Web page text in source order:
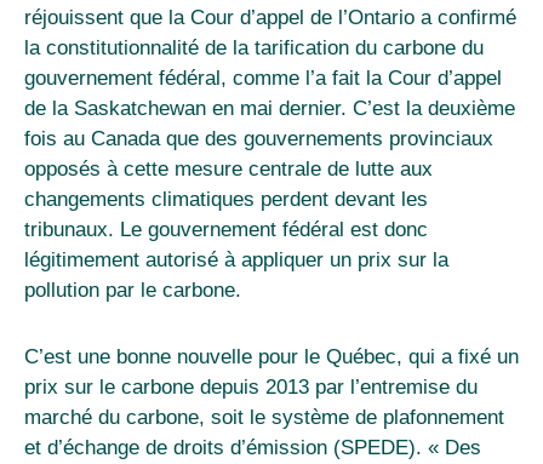
réjouissent que la Cour d’appel de l’Ontario a confirmé
la constitutionnalité de la tarification du carbone du
gouvernement fédéral, comme l’a fait la Cour d’appel
de la Saskatchewan en mai dernier. C’est la deuxième
fois au Canada que des gouvernements provinciaux
opposés à cette mesure centrale de lutte aux
changements climatiques perdent devant les
tribunaux. Le gouvernement fédéral est donc
légitimement autorisé à appliquer un prix sur la
pollution par le carbone.
C’est une bonne nouvelle pour le Québec, qui a fixé un
prix sur le carbone depuis 2013 par l’entremise du
marché du carbone, soit le système de plafonnement
et d’échange de droits d’émission (SPEDE). « Des